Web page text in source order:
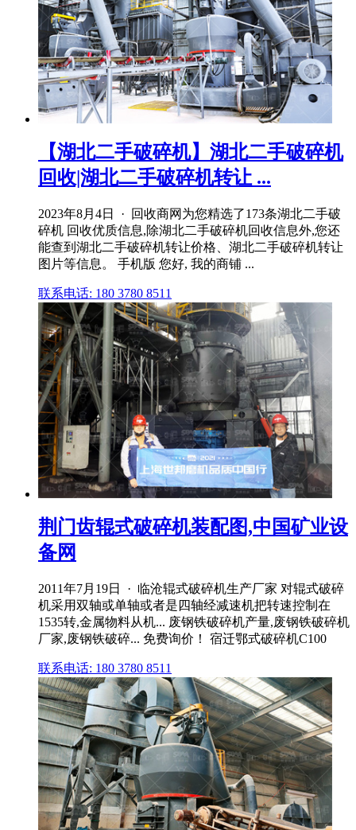
【湖北二手破碎机】湖北二手破碎机
回收|湖北二手破碎机转让 ...
2023年8月4日 · 回收商网为您精选了173条湖北二手破
碎机 回收优质信息,除湖北二手破碎机回收信息外,您还
能查到湖北二手破碎机转让价格、湖北二手破碎机转让
图片等信息。 手机版 您好, 我的商铺 ...
联系电话: 180 3780 8511
荆门齿辊式破碎机装配图,中国矿业设
备网
2011年7月19日 · 临沧辊式破碎机生产厂家 对辊式破碎
机采用双轴或单轴或者是四轴经减速机把转速控制在
1535转,金属物料从机... 废钢铁破碎机产量,废钢铁破碎机
厂家,废钢铁破碎... 免费询价！ 宿迁鄂式破碎机C100
联系电话: 180 3780 8511